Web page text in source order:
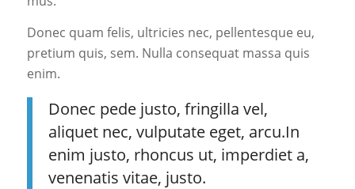
Donec quam felis, ultricies nec, pellentesque eu,
pretium quis, sem. Nulla consequat massa quis
enim.
Donec pede justo, fringilla vel,
aliquet nec, vulputate eget, arcu.In
enim justo, rhoncus ut, imperdiet a,
venenatis vitae, justo.